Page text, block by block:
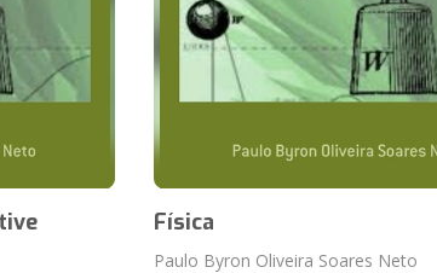
Física
Paulo Byron Oliveira Soares Neto